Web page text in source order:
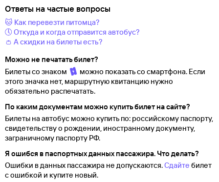
Ответы на частые вопросы
🐱 Как перевезти питомца?
🕔 Откуда и когда отправится автобус?
👛 А скидки на билеты есть?
Можно не печатать билет?
Билеты со знаком
можно показать со смартфона. Если
этого значка нет, маршрутную квитанцию нужно
обязательно распечатать.
По каким документам можно купить билет на сайте?
Билеты на автобус можно купить по: российскому паспорту,
свидетельству о рождении, иностранному документу,
заграничному паспорту РФ.
Я ошибся в паспортных данных пассажира. Что делать?
Ошибки в данных пассажира не допускаются.Сдайте билет
с ошибкой и купите новый.